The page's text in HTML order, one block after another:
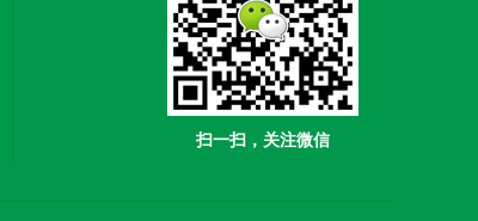
扫一扫，关注微信